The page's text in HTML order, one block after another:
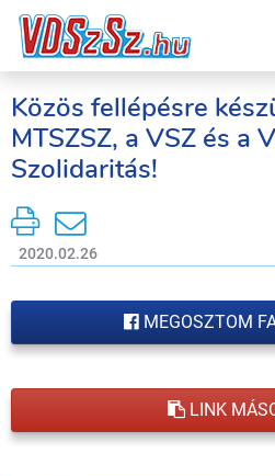
Közös fellépésre
MTSZSZ, a VSZ és a
Szolidaritás!
2020.02.26
MEGOSZTOM
LINK